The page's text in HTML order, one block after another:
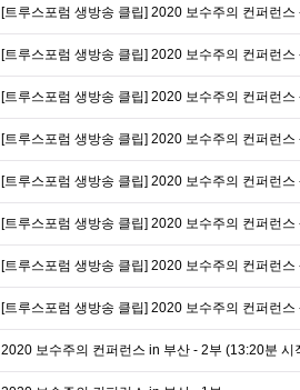
[트루스포럼 생방송 클립] 2020 보수주의 컨퍼런스
[트루스포럼 생방송 클립] 2020 보수주의 컨퍼런스
[트루스포럼 생방송 클립] 2020 보수주의 컨퍼런스
[트루스포럼 생방송 클립] 2020 보수주의 컨퍼런스
[트루스포럼 생방송 클립] 2020 보수주의 컨퍼런스
[트루스포럼 생방송 클립] 2020 보수주의 컨퍼런
[트루스포럼 생방송 클립] 2020 보수주의 컨퍼런
[트루스포럼 생방송 클립] 2020 보수주의 컨퍼런스
2020 보수주의 컨퍼런스 in 부산 - 2부 (13:20분 시